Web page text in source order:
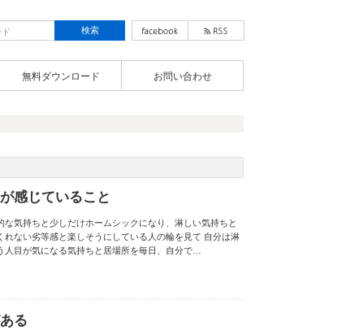
無料ダウンロード お問い合わせ
感じていること
な気持ちと​ 少しだけホームシックになり、淋しい気持ちと​
ない劣等感と​ 楽しそうにしている人の輪を見て 自分は淋
目が気になる気持ちと ​ 居場所を毎日、自分で…
る